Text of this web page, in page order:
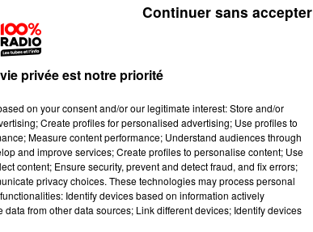
privée est notre priorité
on your consent and/or our legitimate interest: Store and/or
Create profiles for personalised advertising; Use profiles to
Measure content performance; Understand audiences through
and improve services; Create profiles to personalise content; Use
content; Ensure security, prevent and detect fraud, and fix errors;
privacy choices. These technologies may process personal
Identify devices based on information actively
from other data sources; Link different devices; Identify devices
Continuer sans accepter